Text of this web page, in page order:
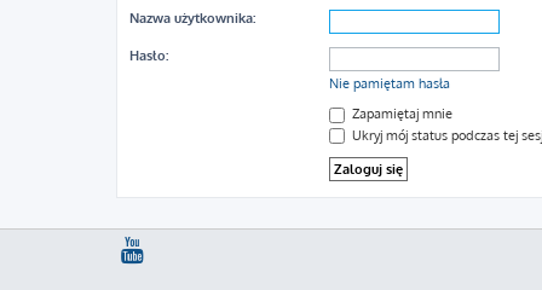
Nazwa użytkownika:
Hasło:
Nie pamiętam hasła
Zapamiętaj mnie
Ukryj mój status podczas tej